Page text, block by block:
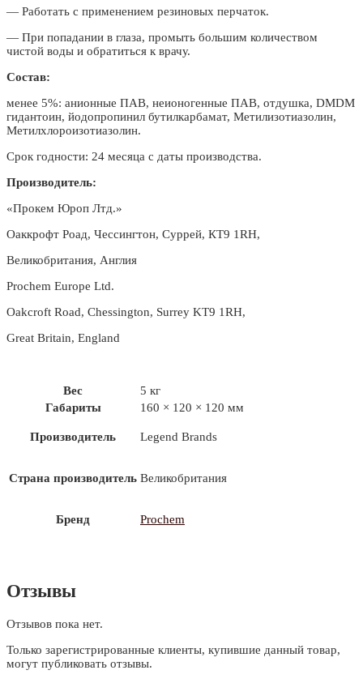
— Работать с применением резиновых перчаток.
— При попадании в глаза, промыть большим количеством
чистой воды и обратиться к врачу.
Состав:
менее 5%: анионные ПАВ, неионогенные ПАВ, отдушка, DMDM
гидантоин, йодопропинил бутилкарбамат, Метилизотиазолин,
Метилхлороизотиазолин.
Срок годности: 24 месяца с даты производства.
Производитель:
«Прокем Юроп Лтд.»
Оаккрофт Роад, Чессингтон, Суррей, КТ9 1RH,
Великобритания, Англия
Prochem Europe Ltd.
Oakcroft Road, Chessington, Surrey KT9 1RH,
Great Britain, England
Вес
5 кг
Габариты
160 × 120 × 120 мм
Производитель Legend Brands
Страна производитель Великобритания
Бренд Prochem
Отзывы
Отзывов пока нет.
Только зарегистрированные клиенты, купившие данный товар,
могут публиковать отзывы.